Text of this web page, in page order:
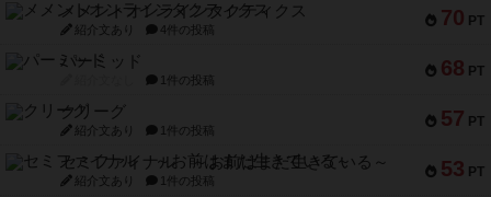
70 PT
メメントオンラインタクティクス
紹介文あり 4件の投稿
68 PT
パーミッド
1件の投稿
57 PT
クリーグ
紹介文あり 1件の投稿
53 PT
セミファイナル ～お前はまだ生きている～
紹介文あり 1件の投稿